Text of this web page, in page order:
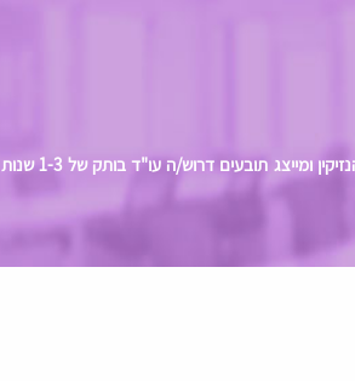
למשרד עו"ד המתמחה בתחום הנזיקין ומייצג תובעים דרוש/ה עו"ד בותק של 1-3 שנות